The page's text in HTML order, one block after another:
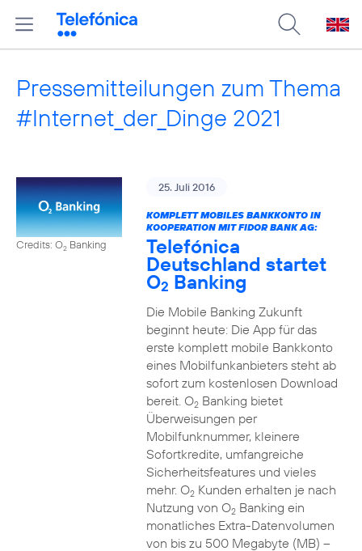
Pressemitteilungen zum Thema
#Internet_der_Dinge 2021
Credits: O2 Banking
25. Juli 2016
KOMPLETT MOBILES BANKKONTO IN
KOOPERATION MIT FIDOR BANK AG:
Telefónica
Deutschland startet
O2 Banking
Die Mobile Banking Zukunft
beginnt heute: Die App für das
erste komplett mobile Bankkonto
eines Mobilfunkanbieters steht ab
sofort zum kostenlosen Download
bereit. O2Banking bietet
Überweisungen per
Mobilfunknummer, kleinere
Sofortkredite, umfangreiche
Sicherheitsfeatures und vieles
mehr. O2Kunden erhalten je nach
Nutzung von O2Banking ein
monatliches Extra-Datenvolumen
von bis zu 500 Megabyte (MB) –